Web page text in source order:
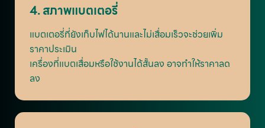
4. สภาพแบตเตอรี่
แบตเตอรี่ที่ยังเก็บไฟได้นานและไม่เสื่อมเร็วจะช่วยเพิ่ม
ราคาประเมิน
เครื่องที่แบตเสื่อมหรือใช้งานได้สั้นลง อาจทำให้ราคาลด
ลง